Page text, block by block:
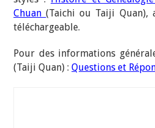
Chuan(Taichi ou Taiji Quan),
téléchargeable.
Pour des informations
(Taiji Quan) :Questions et